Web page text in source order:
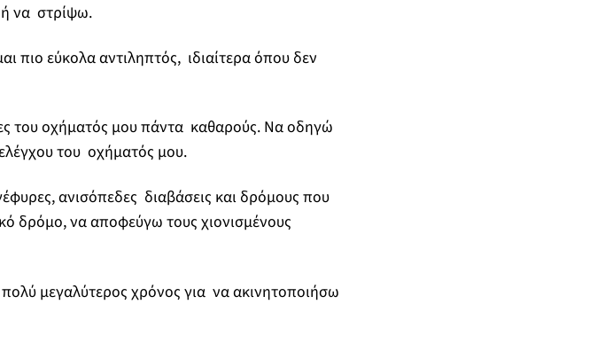
ή να στρίψω.
πιο εύκολα αντιληπτός, ιδιαίτερα όπου δεν
του οχήματός μου πάντα καθαρούς. Να οδηγώ
του οχήματός μου.
ανισόπεδες διαβάσεις και δρόμους που
δρόμο, να αποφεύγω τους χιονισμένους
μεγαλύτερος χρόνος για να ακινητοποιήσω